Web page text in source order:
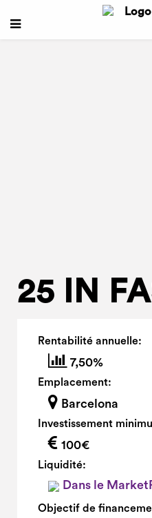
25 IN
Rentabilité annuelle:
7,50%
Emplacement:
Barcelona
Investissement
100€
Liquidité:
Dans le
Objectif de